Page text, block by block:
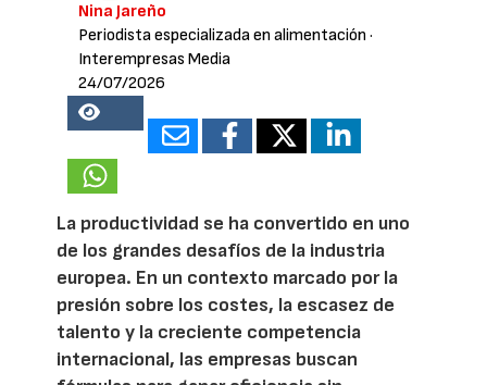
Nina Jareño
Periodista especializada en alimentación ·
Interempresas Media
24/07/2026
19823
La productividad se ha convertido en uno
de los grandes desafíos de la industria
europea. En un contexto marcado por la
presión sobre los costes, la escasez de
talento y la creciente competencia
internacional, las empresas buscan